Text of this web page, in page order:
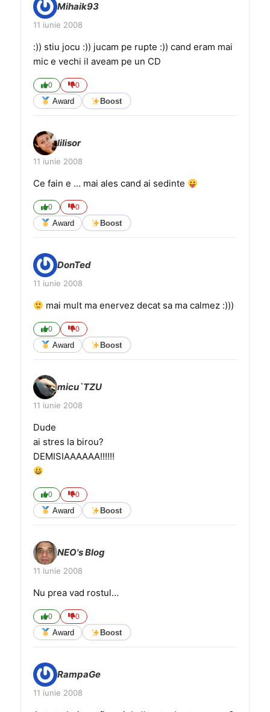
Mihaik93
11 iunie 2008
:)) stiu jocu :)) jucam pe rupte :)) cand eram mai
mic e vechi il aveam pe un CD
0 0
Award Boost
lilisor
11 iunie 2008
Ce fain e … mai ales cand ai sedinte
0 0
Award Boost
DonTed
11 iunie 2008
mai mult ma enervez decat sa ma calmez :)))
0 0
Award Boost
micu`TZU
11 iunie 2008
Dude
ai stres la birou?
DEMISIAAAAAA!!!!!!
0 0
Award Boost
NEO's Blog
11 iunie 2008
Nu prea vad rostul…
0 0
Award Boost
RampaGe
11 iunie 2008